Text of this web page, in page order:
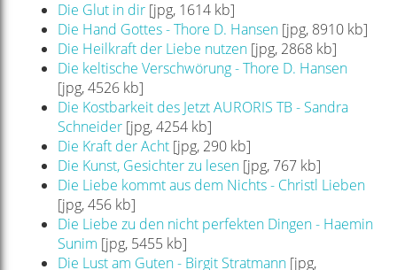
Die Glut in dir[jpg, 1614 kb]
Die Hand Gottes - Thore D. Hansen[jpg, 8910 kb]
Die Heilkraft der Liebe nutzen[jpg, 2868 kb]
Die keltische Verschwörung - Thore D. Hansen
[jpg, 4526 kb]
Die Kostbarkeit des Jetzt AURORIS TB - Sandra
Schneider[jpg, 4254 kb]
Die Kraft der Acht[jpg, 290 kb]
Die Kunst, Gesichter zu lesen[jpg, 767 kb]
Die Liebe kommt aus dem Nichts - Christl Lieben
[jpg, 456 kb]
Die Liebe zu den nicht perfekten Dingen - Haemin
Sunim [jpg, 5455 kb]
Die Lust am Guten - Birgit Stratmann [jpg,